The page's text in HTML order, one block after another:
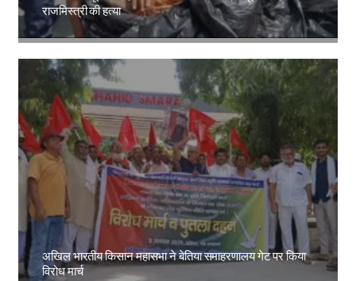
राजमिस्त्री की हत्या
Amit Lekh
अखिल भारतीय किसान महासभा ने बेतिया समाहरणालय गेट पर किया
विरोध मार्च